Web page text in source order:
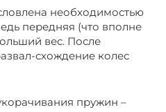
необходимостью
передняя (что вполне
вес. После
схождение колес
пружин –